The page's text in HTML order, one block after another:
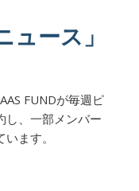
ュース」
FUNDが毎週ピ
し、一部メンバー
ます。